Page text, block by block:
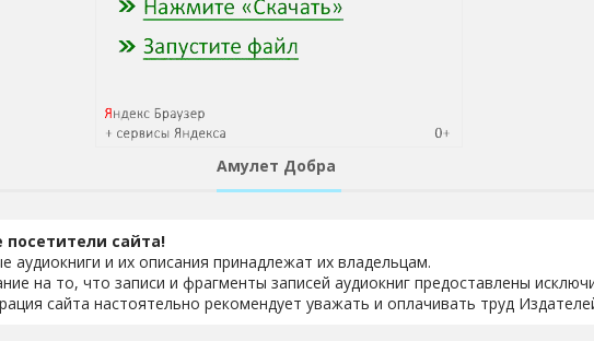
Амулет Добра
сайта!
аудиокниги и их описания принадлежат их владельцам.
на то, что записи и фрагменты записей аудиокниг предоставлены
сайта настоятельно рекомендует уважать и оплачивать труд